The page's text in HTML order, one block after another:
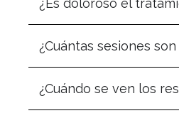
¿Es doloroso el
¿Cuántas sesiones
¿Cuándo se ven los